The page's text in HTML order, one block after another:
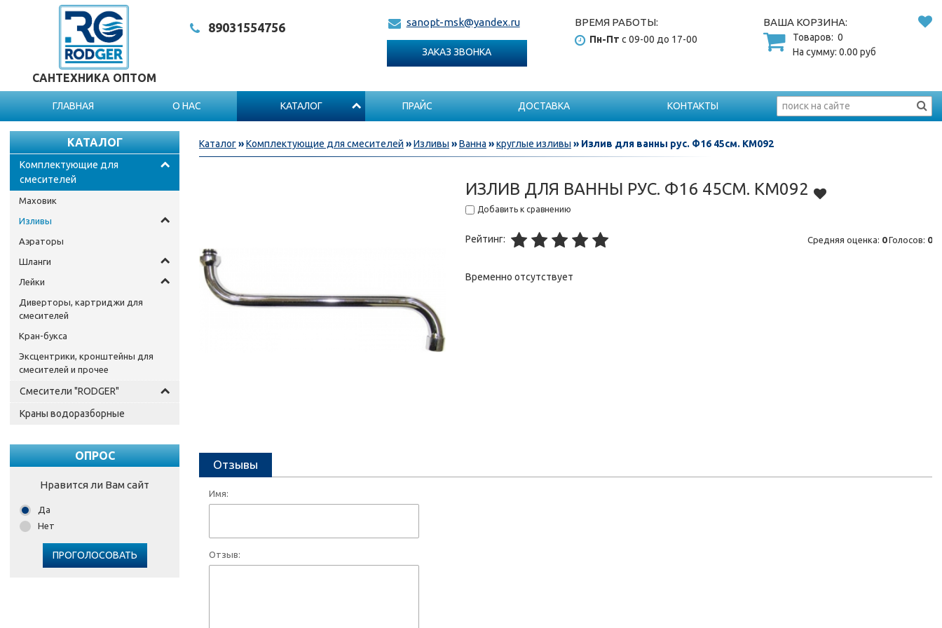
САНТЕХНИКА ОПТОМ
89031554756 sanopt-msk@yandex.ru
ЗАКАЗ ЗВОНКА
ВРЕМЯ РАБОТЫ:
Пн-Пт с 09-00 до 17-00
ВАША КОРЗИНА:
Товаров: 0
На сумму:0.00 руб
ГЛАВНАЯ О НАС КАТАЛОГ ПРАЙС ДОСТАВКА КОНТАКТЫ
КАТАЛОГ
Комплектующие для
смесителей
Маховик
Изливы
Аэраторы
Шланги
Лейки
Диверторы, картриджи для
смесителей
Кран-букса
Эксцентрики, кронштейны для
смесителей и прочее
Смесители "RODGER"
Краны водоразборные
ОПРОС
Нравится ли Вам сайт
Да
Нет
ПРОГОЛОСОВАТЬ
Каталог»Комплектующие для смесителей »Изливы »Ванна »круглые изливы » Излив для ванны рус. Ф16 45см. КМ092
ИЗЛИВ ДЛЯ ВАННЫ РУС. Ф16 45СМ. КМ092
Добавить к сравнению
Рейтинг: Средняя оценка: 0Голосов: 0
Временно отсутствует
Отзывы
Имя:
Отзыв: